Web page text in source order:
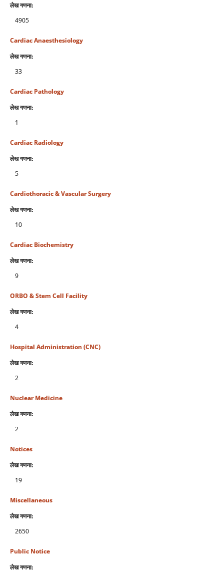
लेख गणना:
4905
Cardiac Anaesthesiology
लेख गणना:
33
Cardiac Pathology
लेख गणना:
1
Cardiac Radiology
लेख गणना:
5
Cardiothoracic & Vascular Surgery
लेख गणना:
10
Cardiac Biochemistry
लेख गणना:
9
ORBO & Stem Cell Facility
लेख गणना:
4
Hospital Administration (CNC)
लेख गणना:
2
Nuclear Medicine
लेख गणना:
2
Notices
लेख गणना:
19
Miscellaneous
लेख गणना:
2650
Public Notice
लेख गणना: